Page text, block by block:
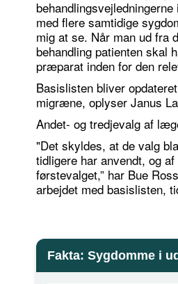
med flere samtidige
mig at se. Når man ud fra
behandling patienten skal
præparat inden for den
Basislisten bliver
migræne, oplyser Janus
Andet- og tredjevalg af
"Det skyldes, at de valg
tidligere har anvendt, og
førstevalget,” har Bue
arbejdet med basislisten,
Fakta: Sygdomme i